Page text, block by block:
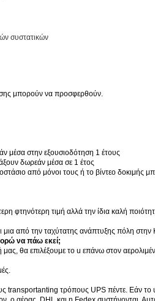
συστατικών
μπορούν να προσφερθούν.
μέσα στην εξουσιοδότηση 1 έτους
δωρεάν μέσα σε 1 έτος
από μόνοι τους ή το βίντεο δοκιμής
φτηνότερη τιμή αλλά την ίδια καλή
από την ταχύτατης ανάπτυξης πόλη στην
να πάω εκεί;
μας, θα επιλέξουμε το u επάνω στον
τρόπους UPS πέντε. Εάν το u